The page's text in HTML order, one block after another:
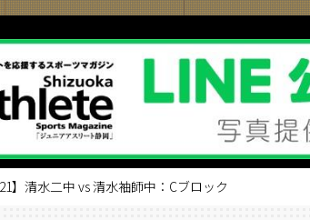
】清水二中 vs 清水袖師中：Cブロック